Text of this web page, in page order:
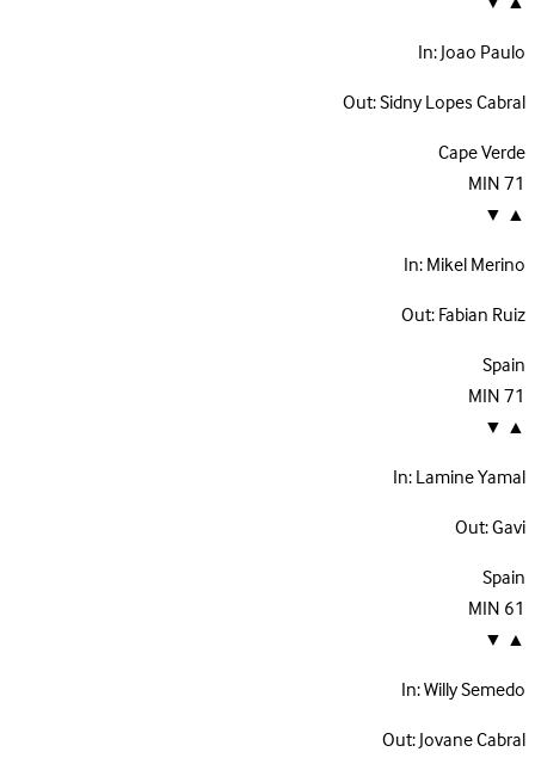
In:Joao Paulo
Out:Sidny Lopes Cabral
Cape Verde
71
MIN
▲
▼
In:Mikel Merino
Out:Fabian Ruiz
Spain
71
MIN
▲
▼
In:Lamine Yamal
Out:Gavi
Spain
61
MIN
▲
▼
In:Willy Semedo
Out:Jovane Cabral